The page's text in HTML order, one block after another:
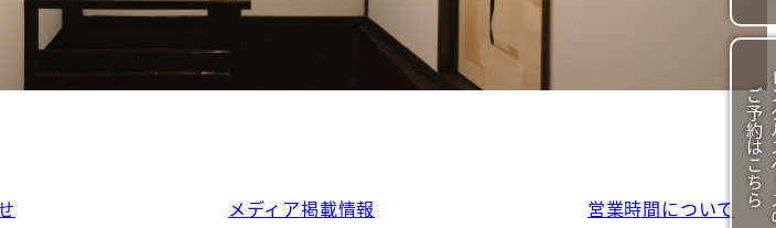
ン
ご
ら
メディア掲載情報 営業時間について